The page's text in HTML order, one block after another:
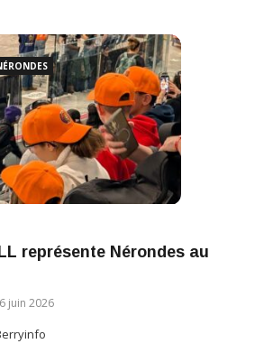
représente Nérondes au
juin 2026